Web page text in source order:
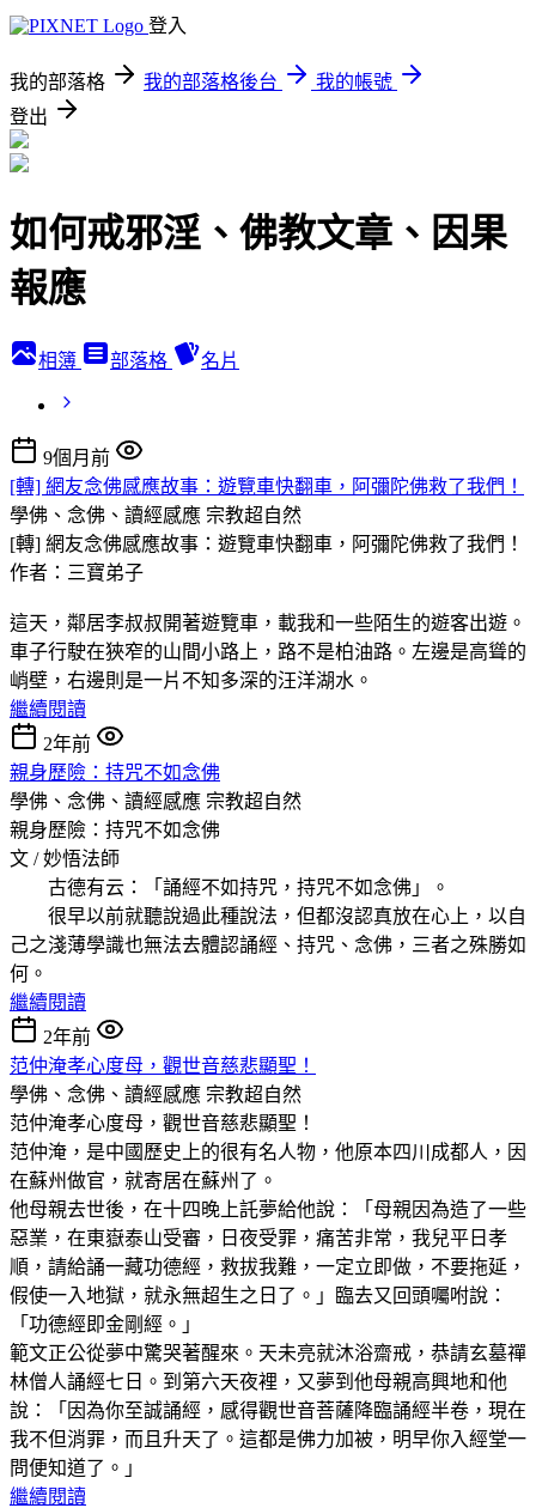
登入
我的部落格 我的部落格後台
我的帳號
登出
如何戒邪淫、佛教文章、因果
報應
相簿 部落格 名片
9個月前
[轉] 網友念佛感應故事：遊覽車快翻車，阿彌陀佛救了我們！
學佛、念佛、讀經感應 宗教超自然
[轉] 網友念佛感應故事：遊覽車快翻車，阿彌陀佛救了我們！
作者：三寶弟子
這天，鄰居李叔叔開著遊覽車，載我和一些陌生的遊客出遊。
車子行駛在狹窄的山間小路上，路不是柏油路。左邊是高聳的
峭壁，右邊則是一片不知多深的汪洋湖水。
繼續閱讀
2年前
親身歷險：持咒不如念佛
學佛、念佛、讀經感應 宗教超自然
親身歷險：持咒不如念佛
文 / 妙悟法師
古德有云：「誦經不如持咒，持咒不如念佛」。
很早以前就聽說過此種說法，但都沒認真放在心上，以自
己之淺薄學識也無法去體認誦經、持咒、念佛，三者之殊勝如
何。
繼續閱讀
2年前
范仲淹孝心度母，觀世音慈悲顯聖！
學佛、念佛、讀經感應 宗教超自然
范仲淹孝心度母，觀世音慈悲顯聖！
范仲淹，是中國歷史上的很有名人物，他原本四川成都人，因
在蘇州做官，就寄居在蘇州了。
他母親去世後，在十四晚上託夢給他說：「母親因為造了一些
惡業，在東嶽泰山受審，日夜受罪，痛苦非常，我兒平日孝
順，請給誦一藏功德經，救拔我難，一定立即做，不要拖延，
假使一入地獄，就永無超生之日了。」臨去又回頭囑咐說：
「功德經即金剛經。」
範文正公從夢中驚哭著醒來。天未亮就沐浴齋戒，恭請玄墓禪
林僧人誦經七日。到第六天夜裡，又夢到他母親高興地和他
說：「因為你至誠誦經，感得觀世音菩薩降臨誦經半卷，現在
我不但消罪，而且升天了。這都是佛力加被，明早你入經堂一
問便知道了。」
繼續閱讀